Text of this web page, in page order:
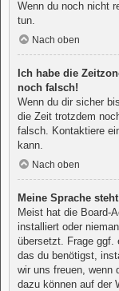
Wenn du noch nicht
tun.
Nach oben
Ich habe die
noch falsch!
Wenn du dir sicher
die Zeit trotzdem
falsch. Kontaktiere
kann.
Nach oben
Meine Sprache
Meist hat die Board-
installiert oder
übersetzt. Frage ggf.
das du benötigst,
wir uns freuen, wenn
dazu können auf der